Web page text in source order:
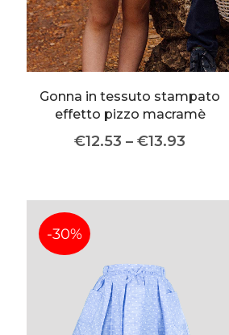
Gonna in tessuto stampato
effetto pizzo macramè
€12.53 –€13.93
-30%